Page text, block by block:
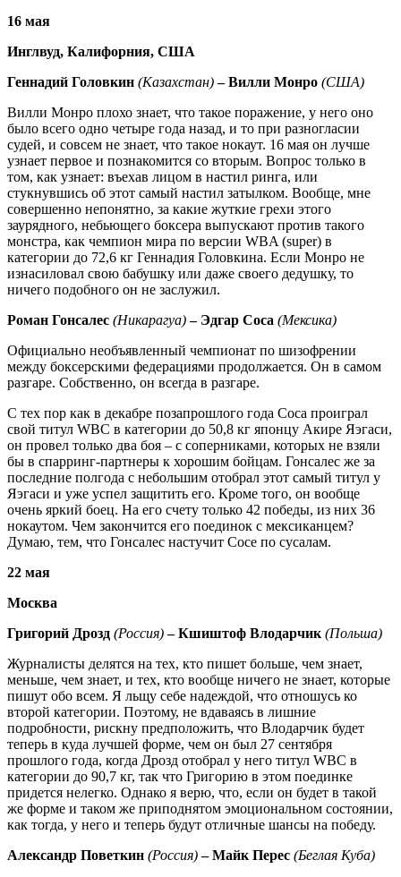
16 мая
Инглвуд, Калифорния, США
Геннадий Головкин (Казахстан) – Вилли Монро (США)
Вилли Монро плохо знает, что такое поражение, у него оно
было всего одно четыре года назад, и то при разногласии
судей, и совсем не знает, что такое нокаут. 16 мая он лучше
узнает первое и познакомится со вторым. Вопрос только в
том, как узнает: въехав лицом в настил ринга, или
стукнувшись об этот самый настил затылком. Вообще, мне
совершенно непонятно, за какие жуткие грехи этого
заурядного, небьющего боксера выпускают против такого
монстра, как чемпион мира по версии WBA (super) в
категории до 72,6 кг Геннадия Головкина. Если Монро не
изнасиловал свою бабушку или даже своего дедушку, то
ничего подобного он не заслужил.
Роман Гонсалес (Никарагуа) – Эдгар Соса (Мексика)
Официально необъявленный чемпионат по шизофрении
между боксерскими федерациями продолжается. Он в самом
разгаре. Собственно, он всегда в разгаре.
С тех пор как в декабре позапрошлого года Соса проиграл
свой титул WBC в категории до 50,8 кг японцу Акире Яэгаси,
он провел только два боя – с соперниками, которых не взяли
бы в спарринг-партнеры к хорошим бойцам. Гонсалес же за
последние полгода с небольшим отобрал этот самый титул у
Яэгаси и уже успел защитить его. Кроме того, он вообще
очень яркий боец. На его счету только 42 победы, из них 36
нокаутом. Чем закончится его поединок с мексиканцем?
Думаю, тем, что Гонсалес настучит Сосе по сусалам.
22 мая
Москва
Григорий Дрозд (Россия) – Кшиштоф Влодарчик (Польша)
Журналисты делятся на тех, кто пишет больше, чем знает,
меньше, чем знает, и тех, кто вообще ничего не знает, которые
пишут обо всем. Я льщу себе надеждой, что отношусь ко
второй категории. Поэтому, не вдаваясь в лишние
подробности, рискну предположить, что Влодарчик будет
теперь в куда лучшей форме, чем он был 27 сентября
прошлого года, когда Дрозд отобрал у него титул WBC в
категории до 90,7 кг, так что Григорию в этом поединке
придется нелегко. Однако я верю, что, если он будет в такой
же форме и таком же приподнятом эмоциональном состоянии,
как тогда, у него и теперь будут отличные шансы на победу.
Александр Поветкин (Россия) – Майк Перес (Беглая Куба)